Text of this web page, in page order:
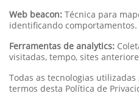
Web beacon: Técnica para
identificando comportamentos.
Ferramentas de analytics:
visitadas, tempo, sites
Todas as tecnologias
termos desta Política de